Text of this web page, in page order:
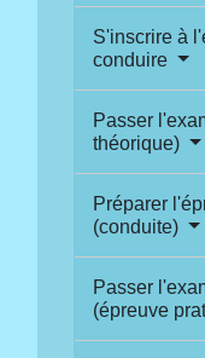
S'inscrire à
conduire
Passer
théorique)
Préparer
(conduite)
Passer
(épreuve